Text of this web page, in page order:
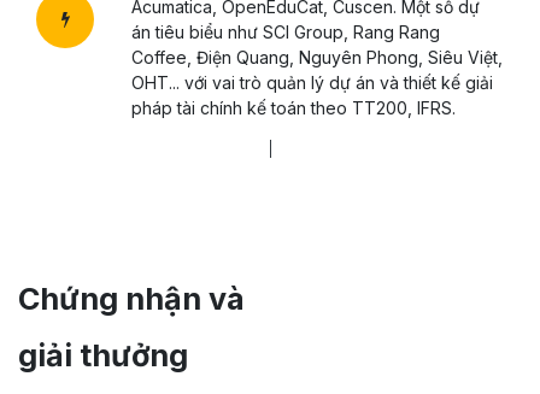
Acumatica, OpenEduCat, Cuscen. Một số dự
án tiêu biểu như SCI Group, Rang Rang
Coffee, Điện Quang, Nguyên Phong, Siêu Việt,
OHT... với vai trò quản lý dự án và thiết kế giải
pháp tài chính kế toán theo TT200, IFRS.
Chứng nhận và
giải thưởng